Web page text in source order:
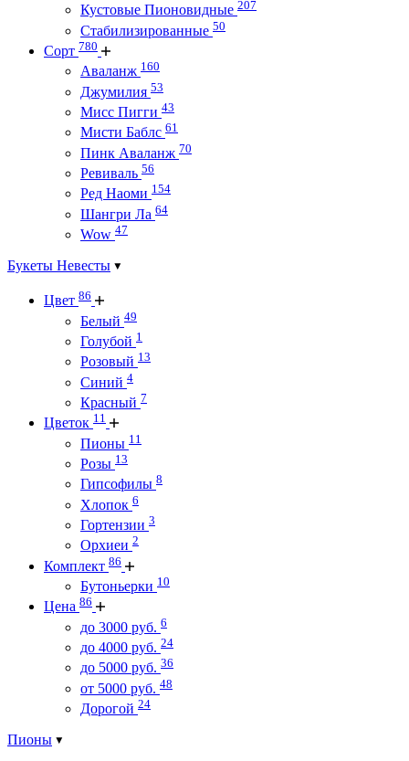
Кустовые Пионовидные 207
Стабилизированные 50
Сорт 780
Аваланж 160
Джумилия 53
Мисс Пигги 43
Мисти Баблс 61
Пинк Аваланж 70
Ревиваль 56
Ред Наоми 154
Шангри Ла 64
Wow 47
Букеты Невесты
Цвет 86
Белый 49
Голубой 1
Розовый 13
Синий 4
Красный 7
Цветок 11
Пионы 11
Розы 13
Гипсофилы 8
Хлопок 6
Гортензии 3
Орхиеи 2
Комплект 86
Бутоньерки 10
Цена 86
до 3000 руб. 6
до 4000 руб. 24
до 5000 руб. 36
от 5000 руб. 48
Дорогой 24
Пионы